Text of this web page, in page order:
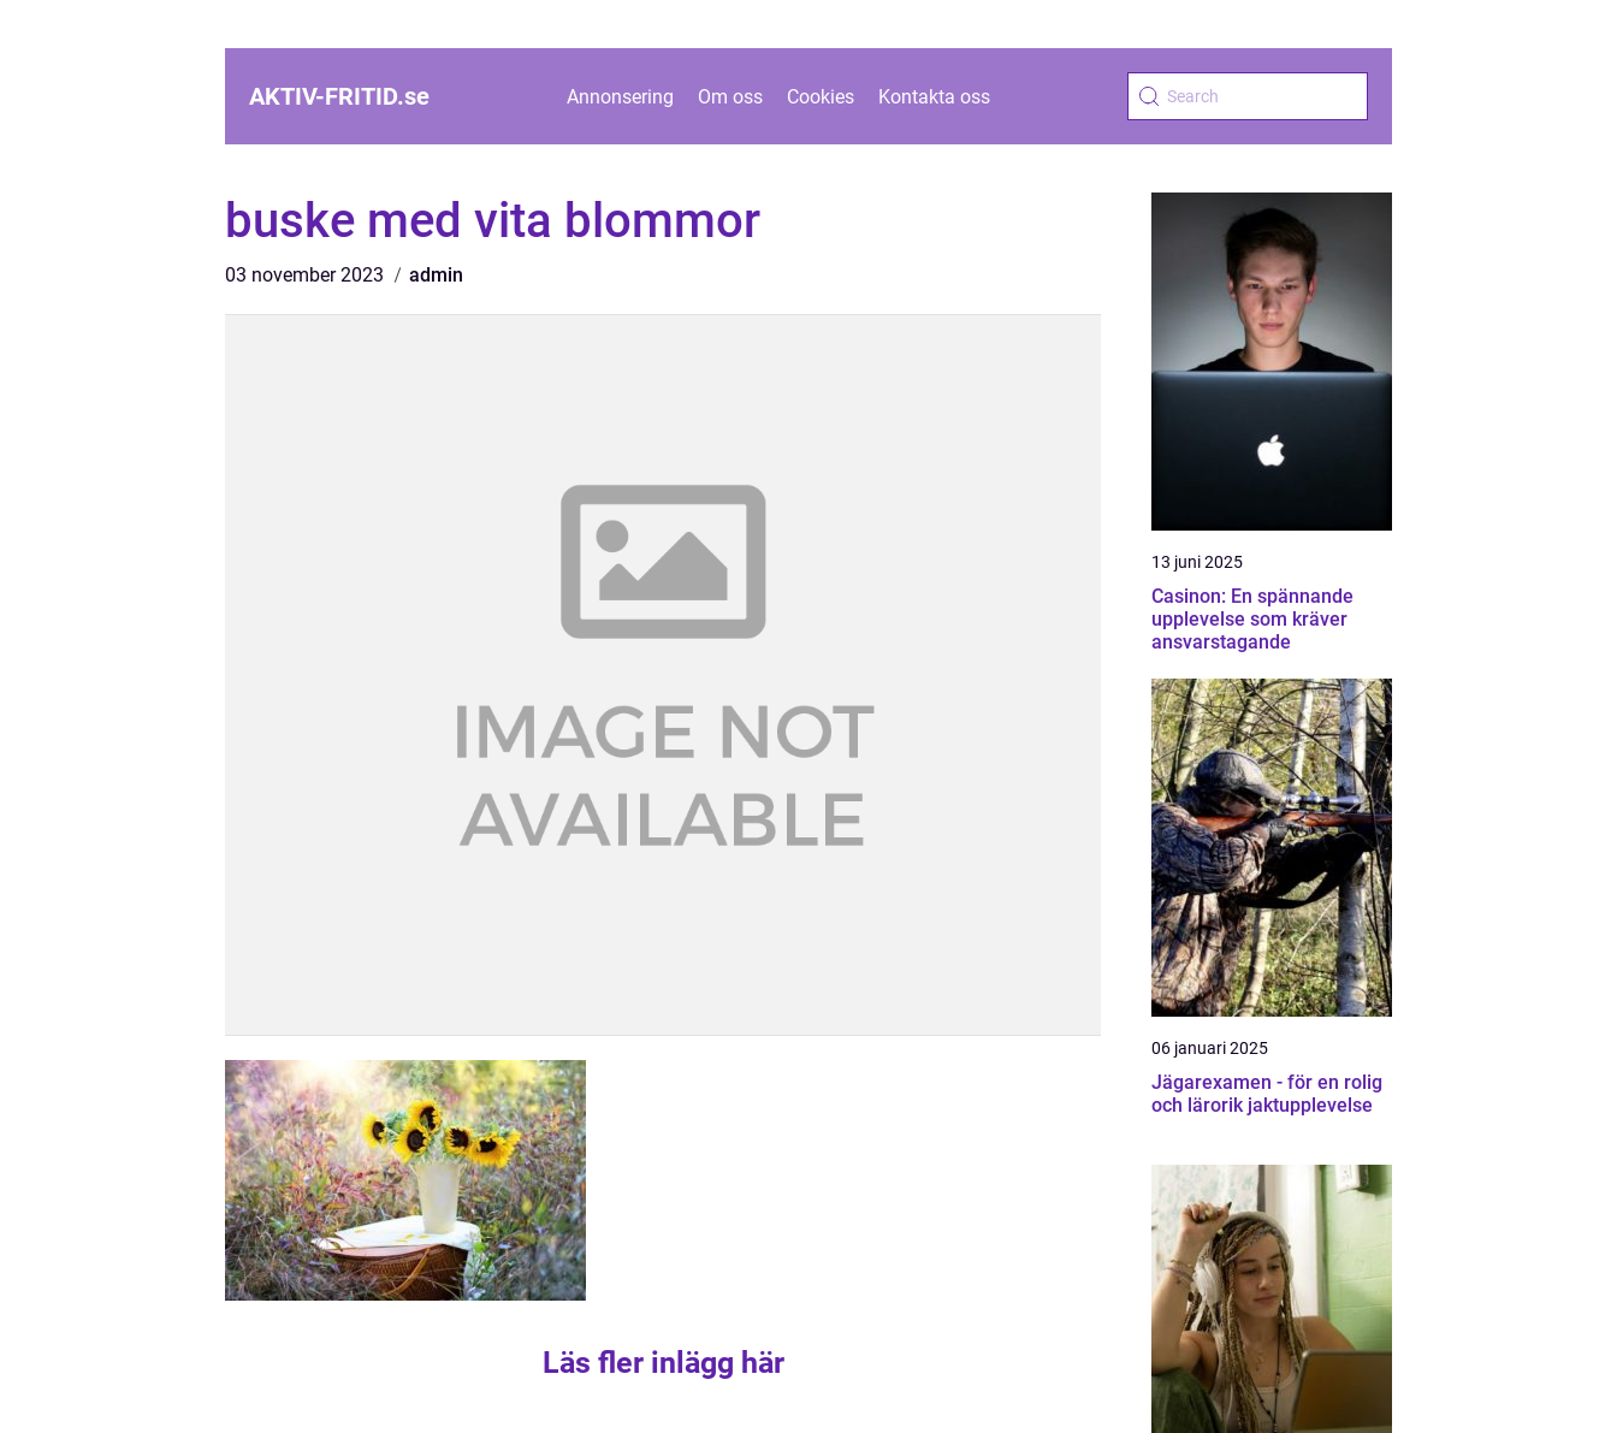
AKTIV-FRITID.se Annonsering Om oss Cookies Kontakta oss
buske med vita blommor
03 november 2023 admin
Läs fler inlägg här
13 juni 2025
Casinon: En spännande
upplevelse som kräver
ansvarstagande
06 januari 2025
Jägarexamen - för en rolig
och lärorik jaktupplevelse